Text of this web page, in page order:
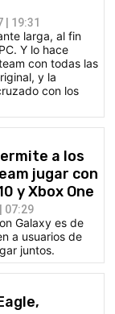
| 19:31
larga, al fin
Y lo hace
con todas las
y la
con los
a los
jugar con
y Xbox One
07:29
Galaxy es de
a usuarios de
juntos.